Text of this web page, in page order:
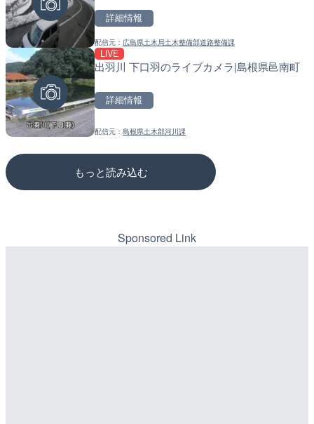
詳細情報
配信元： 広島県土木局土木整備部道路整備課
LIVE
出羽川 下口羽のライブカメラ|島根県邑南町
詳細情報
配信元：島根県土木部河川課
もっと読み込む
配信元：J:COMチャンネル・J:COMテ
長良川 金華橋北交差点の
配信元：
配信元：道の駅さがのせきPPカム
松江自動車道 三次東JCT
配信元：
Sponsored Link